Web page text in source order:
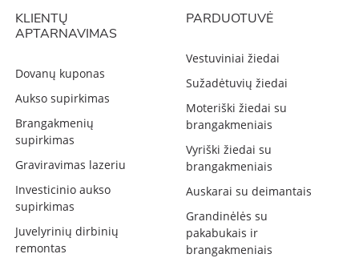
KLIENTŲ
APTARNAVIMAS
Dovanų kuponas
Aukso supirkimas
Brangakmenių
supirkimas
Graviravimas lazeriu
Investicinio aukso
supirkimas
Juvelyrinių dirbinių
remontas
PARDUOTUVĖ
Vestuviniai žiedai
Sužadėtuvių žiedai
Moteriški žiedai su
brangakmeniais
Vyriški žiedai su
brangakmeniais
Auskarai su deimantais
Grandinėlės su
pakabukais ir
brangakmeniais